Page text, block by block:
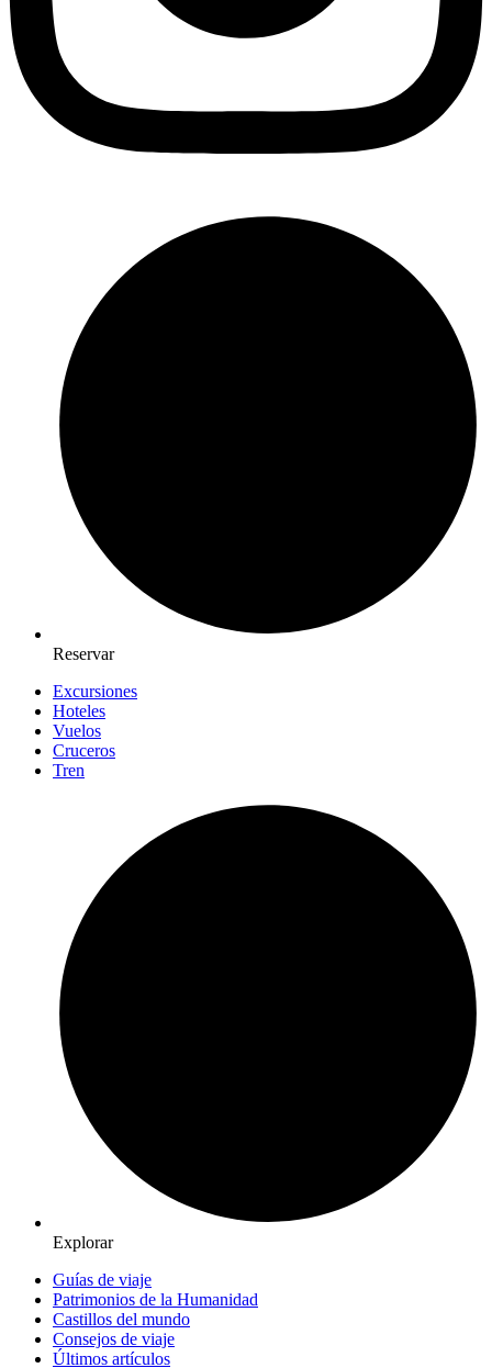
Reservar
Excursiones
Hoteles
Vuelos
Cruceros
Tren
Explorar
Guías de viaje
Patrimonios de la Humanidad
Castillos del mundo
Consejos de viaje
Últimos artículos